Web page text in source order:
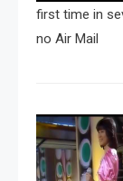
first time in
no Air Mail